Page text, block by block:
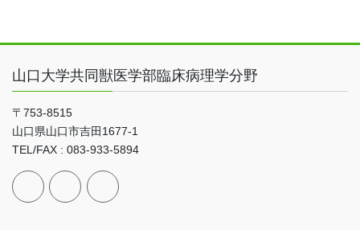
山口大学共同獣医学部臨床病理学分野
〒753-8515
山口県山口市吉田1677-1
TEL/FAX : 083-933-5894